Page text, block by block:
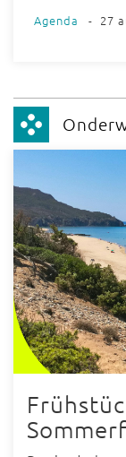
Agenda - 27